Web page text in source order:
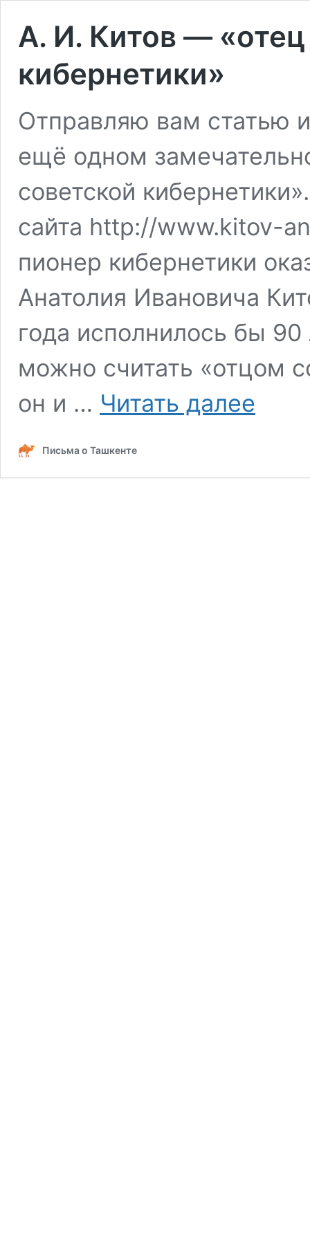
А. И. Китов — «отец
кибернетики»
Отправляю вам статью
ещё одном
советской
сайта http://www.kitov-
пионер кибернетики
Анатолия Ивановича
года исполнилось бы
можно считать «отцом
он и … Читать далее
Письма о Ташкенте